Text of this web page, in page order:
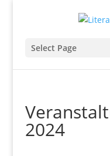
Select Page
2024